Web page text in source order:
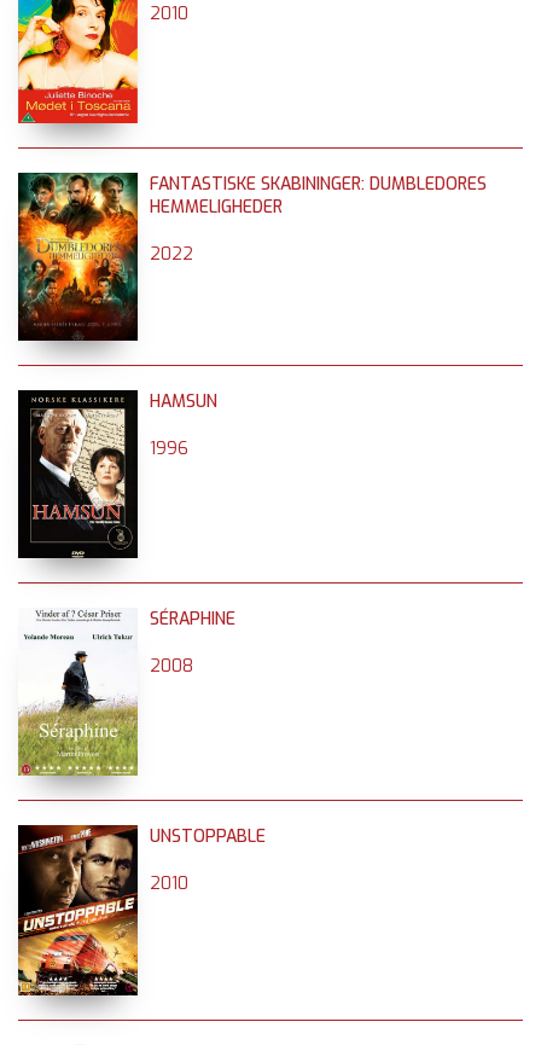
2010
FANTASTISKE SKABININGER: DUMBLEDORES
HEMMELIGHEDER
2022
HAMSUN
1996
SÉRAPHINE
2008
UNSTOPPABLE
2010